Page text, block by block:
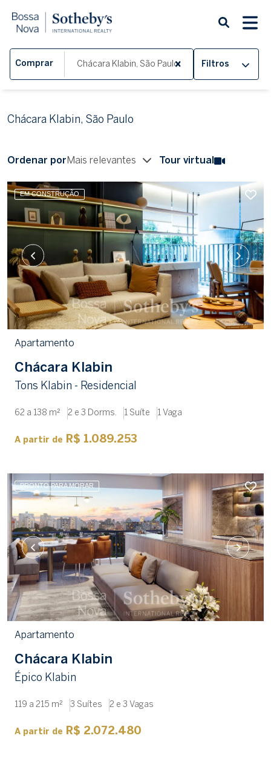
Comprar Filtros
Chácara Klabin, São Paulo
Ordenar por Mais relevantes Tour virtual
EM CONSTRUÇÃO
Apartamento
Chácara Klabin
Tons Klabin - Residencial
62 a 138 m² 2 e 3 Dorms. 1 Suíte 1 Vaga
A partir de R$ 1.089.253
PRONTO PARA MORAR
Apartamento
Chácara Klabin
Épico Klabin
119 a 215 m² 3 Suítes 2 e 3 Vagas
A partir de R$ 2.072.480